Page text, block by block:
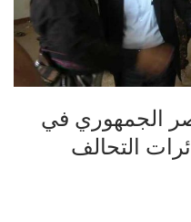
الجمهوري في
التحالف